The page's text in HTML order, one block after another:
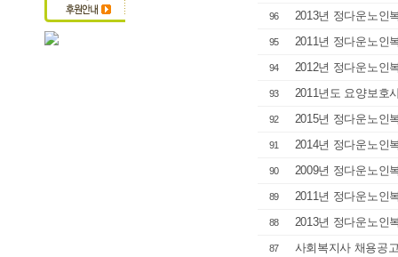
96 2013년 정다운노인
95 2011년 정다운노인
94 2012년 정다운노인
93 2011년도 요양보호
92 2015년 정다운노인
91 2014년 정다운노인
90 2009년 정다운노인
89 2011년 정다운노인
88 2013년 정다운노인
87 사회복지사 채용공